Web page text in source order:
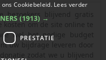
bezoekers blijvend gratis
kosten om de site online te
wel het nodige budget
uw bijdrage leveren door
zodat we u blijvend
Cookiebeleid. Lees verder
(1913) →
PRESTATIE